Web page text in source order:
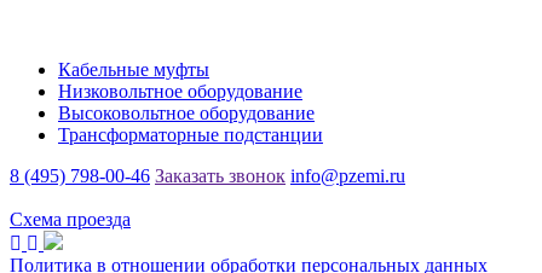
Кабельные муфты
Низковольтное оборудование
Высоковольтное оборудование
Трансформаторные подстанции
8 (495) 798-00-46 Заказать звонок info@pzemi.ru
Схема проезда
Политика в отношении обработки персональных данных